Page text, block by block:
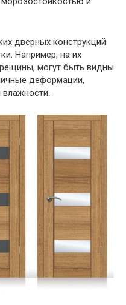
дверных конструкций
Например, на их
могут быть видны
деформации,